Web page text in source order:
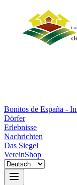
Bonitos de España -
Dörfer
Erlebnisse
Nachrichten
Das Siegel
VereinShop